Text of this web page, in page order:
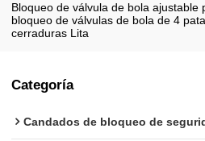
Bloqueo de válvula de bola ajustable
bloqueo de válvulas de bola de 4
cerraduras Lita
Categoría
Candados de bloqueo de